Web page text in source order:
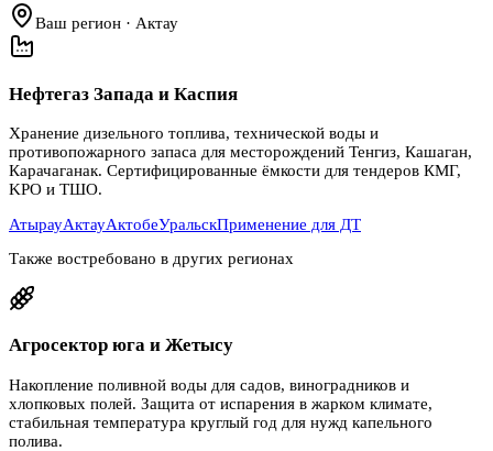
Ваш регион · Актау
Нефтегаз Запада и Каспия
Хранение дизельного топлива, технической воды и
противопожарного запаса для месторождений Тенгиз, Кашаган,
Карачаганак. Сертифицированные ёмкости для тендеров КМГ,
KPO и ТШО.
АтырауАктауАктобеУральскПрименение для ДТ
Также востребовано в других регионах
Агросектор юга и Жетысу
Накопление поливной воды для садов, виноградников и
хлопковых полей. Защита от испарения в жарком климате,
стабильная температура круглый год для нужд капельного
полива.